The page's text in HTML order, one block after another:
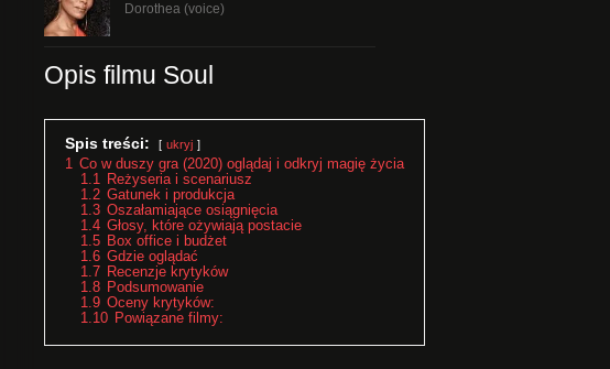
Dorothea (voice)
Opis filmu Soul
Spis treści: ukryj
1 Co w duszy gra (2020) oglądaj i odkryj magię życia
1.1 Reżyseria i scenariusz
1.2 Gatunek i produkcja
1.3 Oszałamiające osiągnięcia
1.4 Głosy, które ożywiają postacie
1.5 Box office i budżet
1.6 Gdzie oglądać
1.7 Recenzje krytyków
1.8 Podsumowanie
1.9 Oceny krytyków:
1.10 Powiązane filmy: